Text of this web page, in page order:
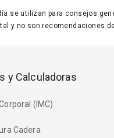
se utilizan para consejos
y no son recomendaciones
y Calculadoras
(IMC)
Cadera